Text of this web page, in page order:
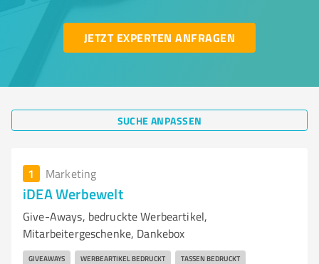
JETZT EXPERTEN ANFRAGEN
SUCHE ANPASSEN
1 Marketing
iDEA Werbewelt
Give-Aways, bedruckte Werbeartikel,
Mitarbeitergeschenke, Dankebox
GIVEAWAYS WERBEARTIKEL BEDRUCKT TASSEN BEDRUCKT